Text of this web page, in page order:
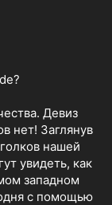
Девиз
нет! Заглянув
нашей
увидеть, как
западном
с помощью